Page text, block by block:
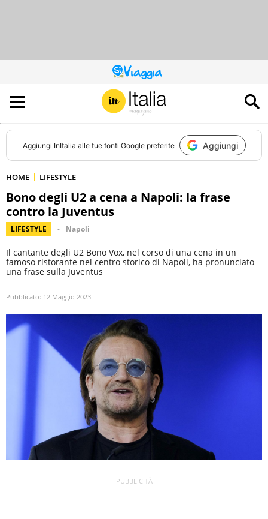
QUESTO
SITO
CONTRIBUISCE
ALL’AUDIENCE
DI
Aggiungi InItalia alle tue fonti Google preferite Aggiungi
HOME LIFESTYLE
Bono degli U2 a cena a Napoli: la frase
contro la Juventus
LIFESTYLE Napoli
Il cantante degli U2 Bono Vox, nel corso di una cena in un
famoso ristorante nel centro storico di Napoli, ha pronunciato
una frase sulla Juventus
Pubblicato: 12 Maggio 2023